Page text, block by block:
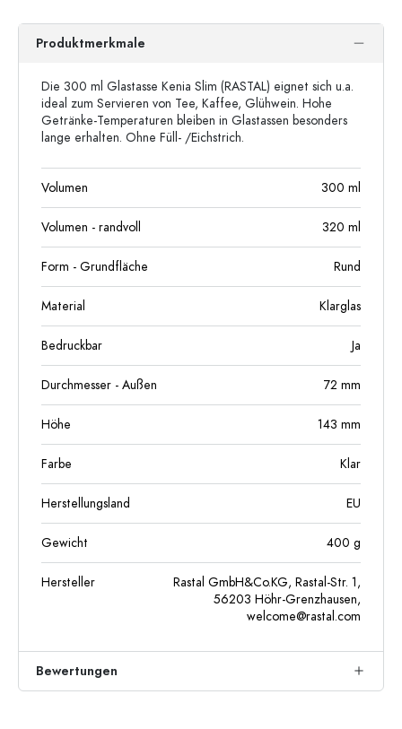
Produktmerkmale
Die 300 ml Glastasse Kenia Slim (RASTAL) eignet sich u.a.
ideal zum Servieren von Tee, Kaffee, Glühwein. Hohe
Getränke-Temperaturen bleiben in Glastassen besonders
lange erhalten. Ohne Füll- /Eichstrich.
Volumen 300 ml
Volumen - randvoll 320 ml
Form - Grundfläche Rund
Material Klarglas
Bedruckbar Ja
Durchmesser - Außen 72 mm
Höhe 143 mm
Farbe Klar
Herstellungsland EU
Gewicht 400 g
Hersteller
Rastal GmbH&Co.KG, Rastal-Str. 1,
56203 Höhr-Grenzhausen,
welcome@rastal.com
Bewertungen